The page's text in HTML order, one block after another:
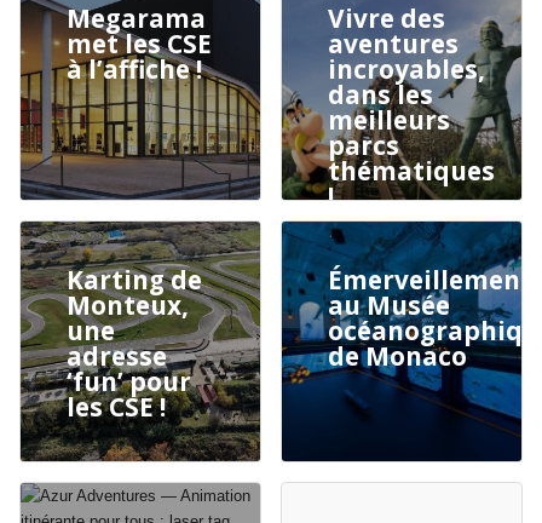
Megarama
met les CSE
à l’affiche !
Vivre des
aventures
incroyables,
dans les
meilleurs
parcs
thématiques
!
Karting de
Monteux,
une
adresse
‘fun’ pour
les CSE !
Émerveillement
au Musée
de Monaco